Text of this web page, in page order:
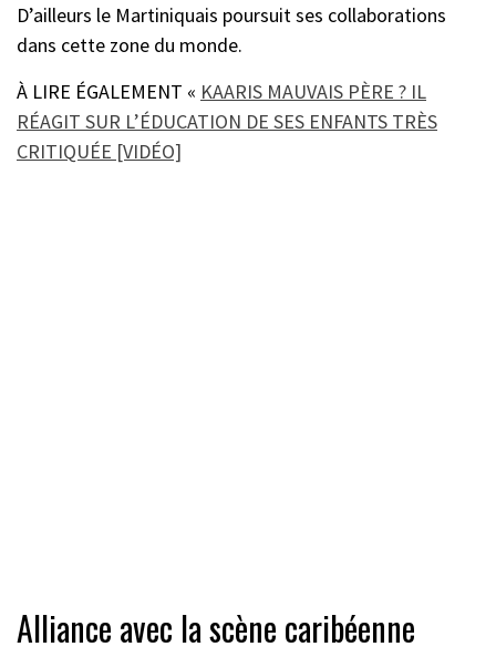
D’ailleurs le Martiniquais poursuit ses collaborations
dans cette zone du monde.
À LIRE ÉGALEMENT « KAARIS MAUVAIS PÈRE ? IL
RÉAGIT SUR L’ÉDUCATION DE SES ENFANTS TRÈS
CRITIQUÉE [VIDÉO]
Alliance avec la scène caribéenne